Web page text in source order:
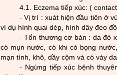
4.1. Eczema tiếp xúc: (
- Vị trí : xuát hiện đầu tiên ở
ví dụ hình quai dép, hình dây đeo
- Tổn th­ương cơ bản : da đỏ
có mụn nư­ớc, có khi có bọng nư
mạn tính, khô, dầy cộm và có vảy da.
- Ngừng tiếp xúc bệnh